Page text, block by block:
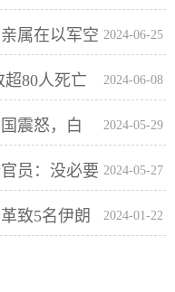
2024-06-25
属在以军空
2024-06-08
80人死亡
2024-05-29
震怒，白
2024-05-27
员：没必要
2024-01-22
致5名伊朗